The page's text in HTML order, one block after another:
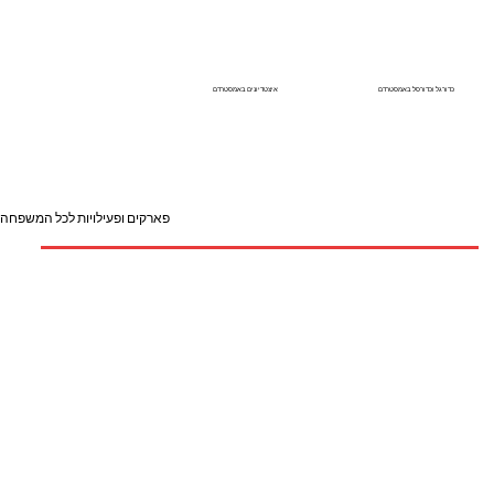
איצטדיונים באמסטרדם כדורגל וכדורסל באמסטרדם
פארקים ופעילויות לכל המשפחה